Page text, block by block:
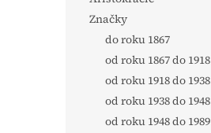
Značky
do roku 1867
od roku 1867 do 1918
od roku 1918 do 1938
od roku 1938 do 1948
od roku 1948 do 1989